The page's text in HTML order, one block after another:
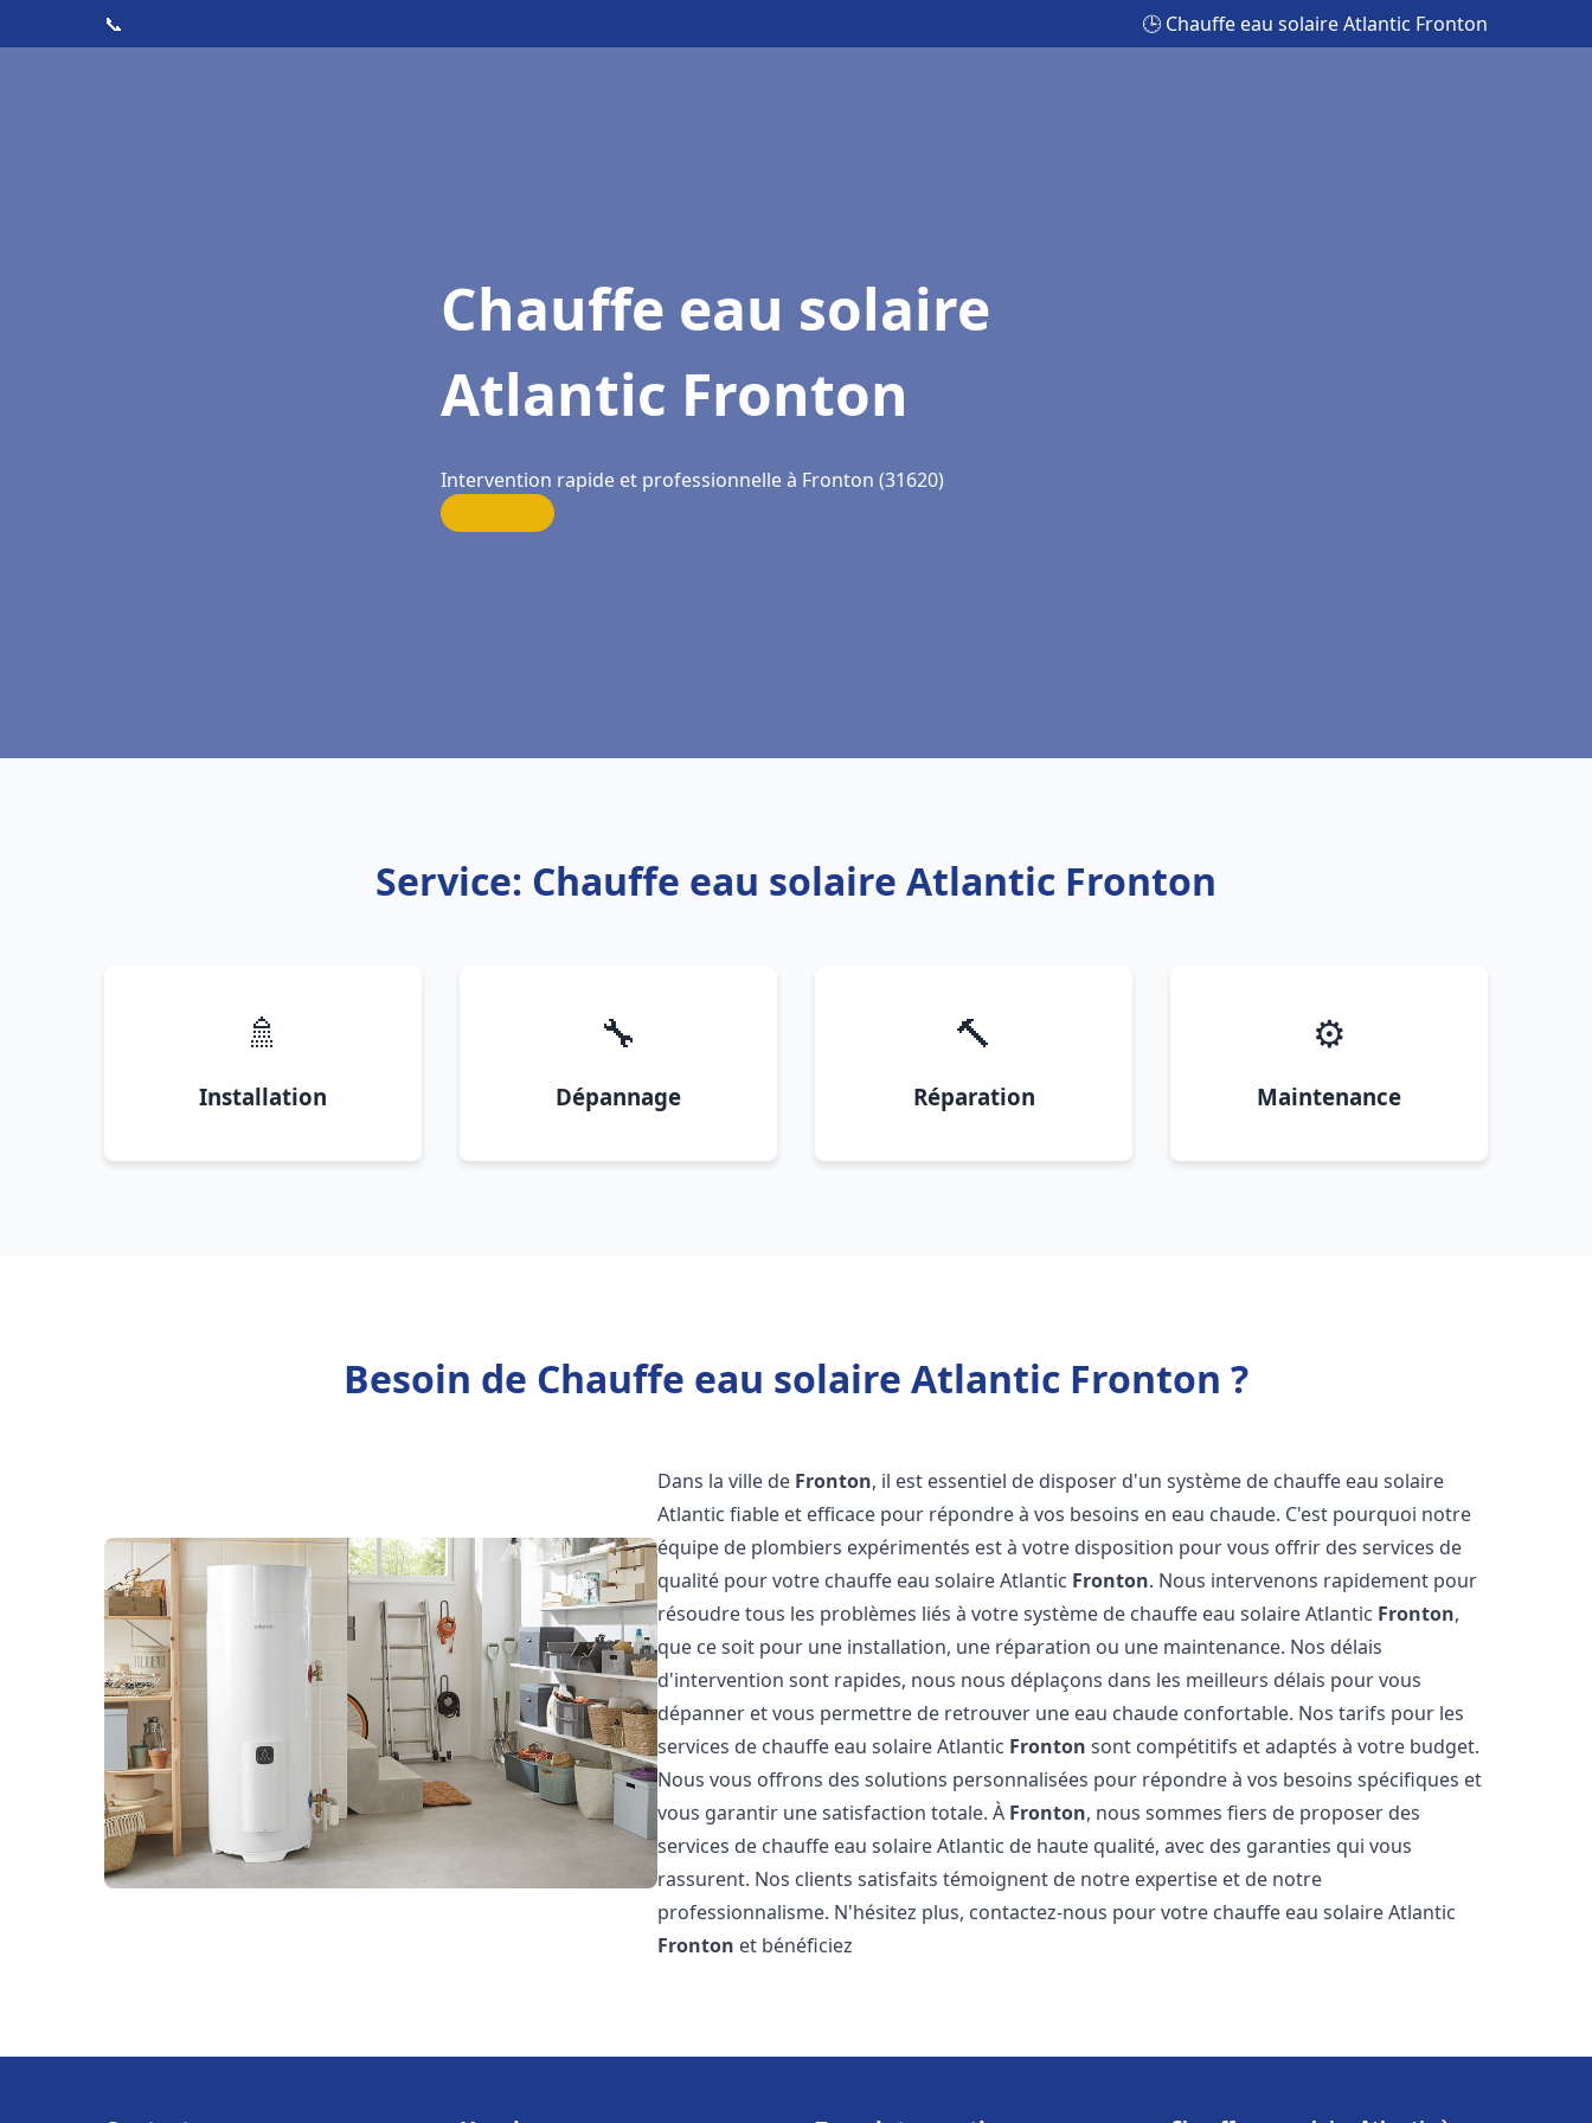
📞 🕒 Chauffe eau solaire Atlantic Fronton
Chauffe eau solaire
Atlantic Fronton
Intervention rapide et professionnelle à Fronton (31620)
Service: Chauffe eau solaire Atlantic Fronton
🚿
Installation
🔧
Dépannage
🔨
Réparation
⚙️
Maintenance
Besoin de Chauffe eau solaire Atlantic Fronton ?
Dans la ville de Fronton, il est essentiel de disposer d'un système de chauffe eau solaire
Atlantic fiable et efficace pour répondre à vos besoins en eau chaude. C'est pourquoi notre
équipe de plombiers expérimentés est à votre disposition pour vous offrir des services de
qualité pour votre chauffe eau solaire Atlantic Fronton. Nous intervenons rapidement pour
résoudre tous les problèmes liés à votre système de chauffe eau solaire Atlantic Fronton,
que ce soit pour une installation, une réparation ou une maintenance. Nos délais
d'intervention sont rapides, nous nous déplaçons dans les meilleurs délais pour vous
dépanner et vous permettre de retrouver une eau chaude confortable. Nos tarifs pour les
services de chauffe eau solaire Atlantic Fronton sont compétitifs et adaptés à votre budget.
Nous vous offrons des solutions personnalisées pour répondre à vos besoins spécifiques et
vous garantir une satisfaction totale. À Fronton, nous sommes fiers de proposer des
services de chauffe eau solaire Atlantic de haute qualité, avec des garanties qui vous
rassurent. Nos clients satisfaits témoignent de notre expertise et de notre
professionnalisme. N'hésitez plus, contactez-nous pour votre chauffe eau solaire Atlantic
Fronton et bénéficiez